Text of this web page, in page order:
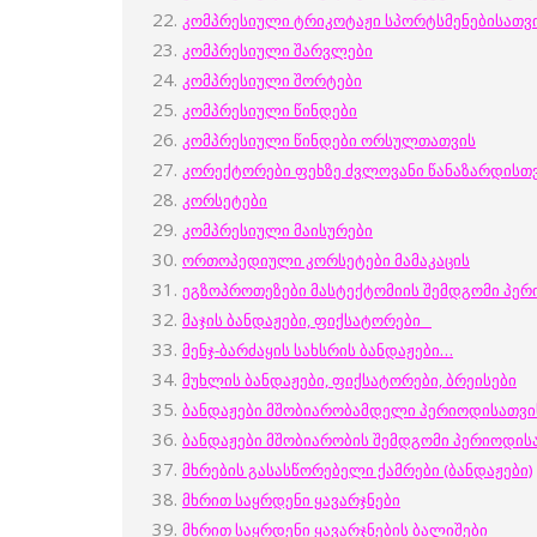
კომპრესიული ტრიკოტაჟი
კომპრესიული შარვლები
კომპრესიული შორტები
კომპრესიული წინდები
კომპრესიული წინდები ორსულთათვის
კორექტორები ფეხზე ძვლოვანი
კორსეტები
კომპრესიული მაისურები
ორთოპედიული კორსეტები მამაკაცის
ეგზოპროთეზები მასტექტომიის შემდგომი
მაჯის ბანდაჟები, ფიქსატორები
მენჯ-ბარძაყის სახსრის ბანდაჟები…
მუხლის ბანდაჟები, ფიქსატორები, ბრეისები
ბანდაჟები მშობიარობამდელი
ბანდაჟები მშობიარობის შემდგომი
მხრების გასასწორებელი ქამრები (ბანდაჟები)
მხრით საყრდენი ყავარჯნები
მხრით საყრდენი ყავარჯნების ბალიშები